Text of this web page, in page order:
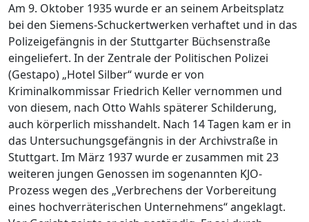
Am 9. Oktober 1935 wurde er an seinem Arbeitsplatz
bei den Siemens-Schuckertwerken verhaftet und in das
Polizeigefängnis in der Stuttgarter Büchsenstraße
eingeliefert. In der Zentrale der Politischen Polizei
(Gestapo) „Hotel Silber“ wurde er von
Kriminalkommissar Friedrich Keller vernommen und
von diesem, nach Otto Wahls späterer Schilderung,
auch körperlich misshandelt. Nach 14 Tagen kam er in
das Untersuchungsgefängnis in der Archivstraße in
Stuttgart. Im März 1937 wurde er zusammen mit 23
weiteren jungen Genossen im sogenannten KJO-
Prozess wegen des „Verbrechens der Vorbereitung
eines hochverräterischen Unternehmens“ angeklagt.